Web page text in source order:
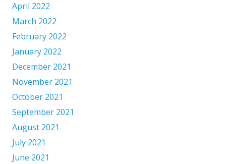
April 2022
March 2022
February 2022
January 2022
December 2021
November 2021
October 2021
September 2021
August 2021
July 2021
June 2021